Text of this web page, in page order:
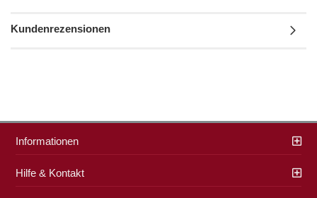
Kundenrezensionen
Informationen
Hilfe & Kontakt